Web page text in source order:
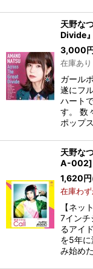
天野な
Divide
3,000
在庫あり
ガール
遂にフ
ハート
す。 数
ポップ
天野な
A-002]
1,620円
在庫わ
【ネッ
7インチ
るアイ
を5年
み始め